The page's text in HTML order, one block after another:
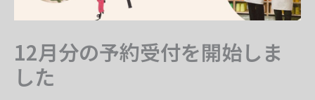
12月分の予約受付を開始しま
した